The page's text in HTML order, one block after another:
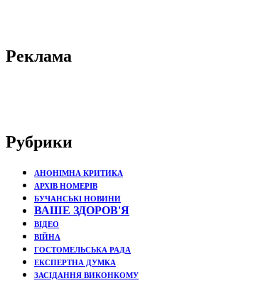
Реклама
Рубрики
АНОНІМНА КРИТИКА
АРХІВ НОМЕРІВ
БУЧАНСЬКІ НОВИНИ
ВАШЕ ЗДОРОВ'Я
ВІДЕО
ВІЙНА
ГОСТОМЕЛЬСЬКА РАДА
ЕКСПЕРТНА ДУМКА
ЗАСІДАННЯ ВИКОНКОМУ